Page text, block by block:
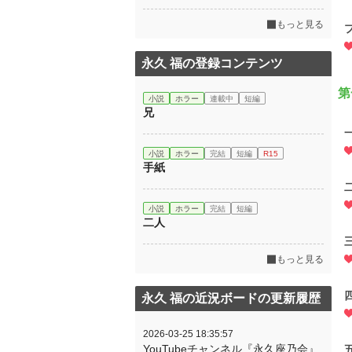
もっと見る
永久 福の登録コンテンツ
小説 ホラー 連載中 短編
兄
小説 ホラー 完結 短編 R15
手紙
小説 ホラー 完結 短編
二人
もっと見る
永久 福の近況ボードの更新履歴
2026-03-25 18:35:57
YouTubeチャンネル『永久座乃会』